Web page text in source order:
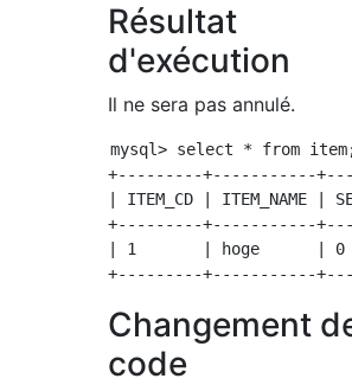
Résultat
d'exécution
Il ne sera pas annulé.
mysql> select * from
+---------+-----------
| ITEM_CD | ITEM_NAME |
+---------+-----------
| 1       | hoge      |
Changement
code